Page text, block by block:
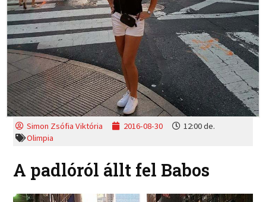
Simon Zsófia Viktória 2016-08-30
12:00 de.
Olimpia
A padlóról állt fel Babos